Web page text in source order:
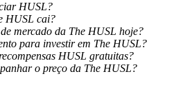
HUSL?
HUSL cai?
mercado da The HUSL hoje?
para investir em The HUSL?
HUSL gratuitas?
o preço da The HUSL?